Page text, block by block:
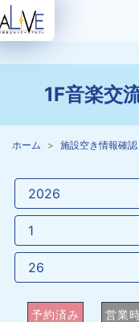
1F音楽交
ホーム 施設空き情報確認
予約済み 営業